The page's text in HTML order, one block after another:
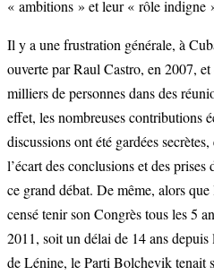
« ambitions » et leur « rôle indigne
Il y a une frustration générale, à
ouverte par Raul Castro, en 2007,
milliers de personnes dans des
effet, les nombreuses contributions
discussions ont été gardées
l’écart des conclusions et des
ce grand débat. De même, alors
censé tenir son Congrès tous les 5
2011, soit un délai de 14 ans
de Lénine, le Parti Bolchevik tenait